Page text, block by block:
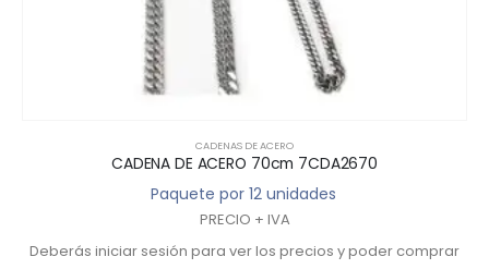
CADENAS DE ACERO
CADENA DE ACERO 70cm 7CDA2670
Paquete por 12 unidades
PRECIO + IVA
Deberás iniciar sesión para ver los precios y poder comprar